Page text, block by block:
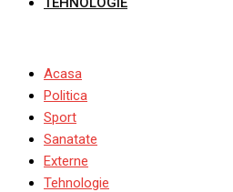
Acasa
Politica
Sport
Sanatate
Externe
Tehnologie